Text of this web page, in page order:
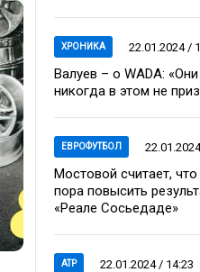
ХРОНИКА 22.01.2024 /
Валуев – о WADA:
никогда в этом не
ЕВРОФУТБОЛ
Мостовой считает, что
пора повысить
«Реале Сосьедаде»
ATP 22.01.2024 / 14:23